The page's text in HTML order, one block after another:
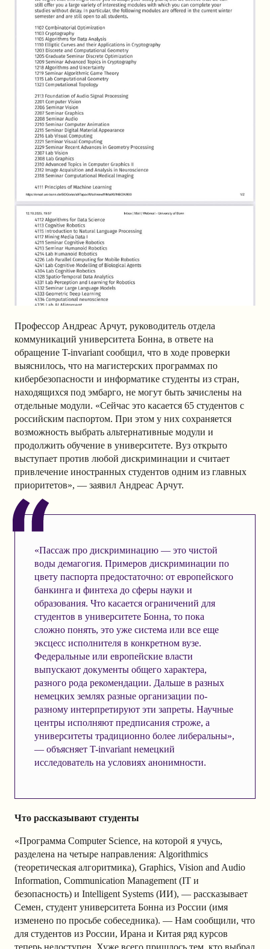
Профессор Андреас Арчут, руководитель отдела
коммуникаций университета Бонна, в ответе на
обращение T-invariant сообщил, что в ходе проверки
выяснилось, что на магистерских программах по
кибербезопасности и информатике студенты из стран,
находящихся под эмбарго, не могут быть зачислены на
отдельные модули. «Сейчас это касается 65 студентов с
российским паспортом. При этом у них сохраняется
возможность выбрать альтернативные модули и
продолжить обучение в университете. Вуз открыто
выступает против любой дискриминации и считает
привлечение иностранных студентов одним из главных
приоритетов», — заявил Андреас Арчут.
«Пассаж про дискриминацию — это чистой
воды демагогия. Примеров дискриминации по
цвету паспорта предостаточно: от европейского
банкинга и финтеха до сферы науки и
образования. Что касается ограничений для
студентов в университете Бонна, то пока
сложно понять, это уже система или все еще
эксцесс исполнителя в конкретном вузе.
Федеральные или европейские власти
выпускают документы общего характера,
разного рода рекомендации. Дальше в разных
немецких землях разные организации по-
разному интерпретируют эти запреты. Научные
центры исполняют предписания строже, а
университеты традиционно более либеральны»,
— объясняет T-invariant немецкий
исследователь на условиях анонимности.
Что рассказывают студенты
«Программа Computer Science, на которой я учусь,
разделена на четыре направления: Algorithmics
(теоретическая алгоритмика), Graphics, Vision and Audio
Information, Communication Management (IT и
безопасность) и Intelligent Systems (ИИ), — рассказывает
Семен, студент университета Бонна из России (имя
изменено по просьбе собеседника). — Нам сообщили, что
для студентов из России, Ирана и Китая ряд курсов
теперь недоступен. Хуже всего пришлось тем, кто выбрал